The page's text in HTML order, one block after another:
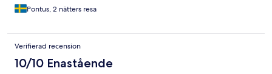
Pontus, 2 nätters resa
Verifierad recension
10/10 Enastående